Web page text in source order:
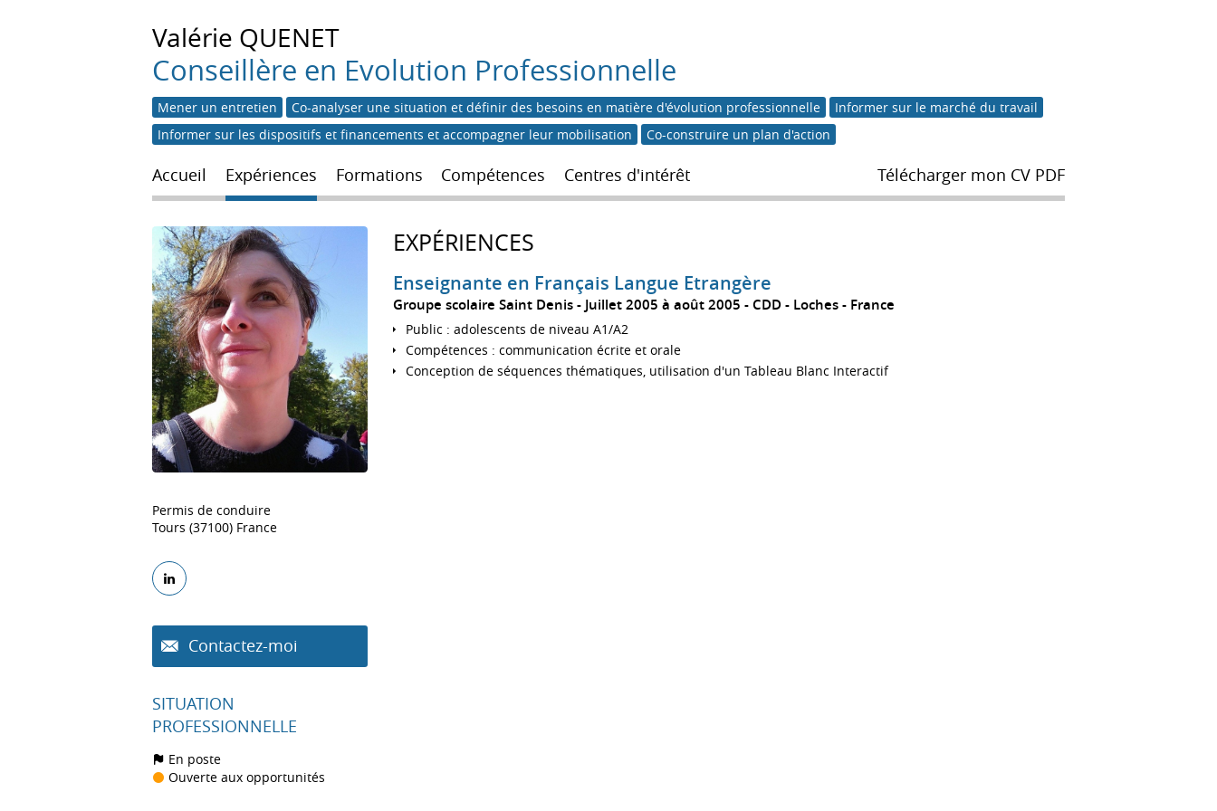
Valérie QUENET
Conseillère en Evolution Professionnelle
Mener un entretien Co-analyser une situation et définir des besoins en matière d'évolution professionnelle
Informer sur le marché du travail
Informer sur les dispositifs et financements et accompagner leur mobilisation
Co-construire un plan d'action
Accueil Expériences Formations Compétences Centres d'intérêt Télécharger mon CV PDF
Permis de conduire
Tours (37100) France
Contactez-moi
SITUATION
PROFESSIONNELLE
En poste
Ouverte aux opportunités
EXPÉRIENCES
Enseignante en Français Langue Etrangère
Groupe scolaire Saint Denis Juillet 2005 à août 2005 CDD Loches France
Public : adolescents de niveau A1/A2
Compétences : communication écrite et orale
Conception de séquences thématiques, utilisation d'un Tableau Blanc Interactif